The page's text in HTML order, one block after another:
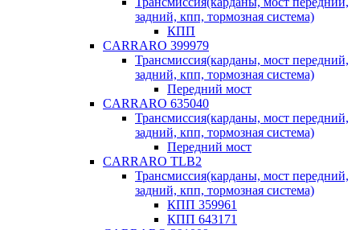
задний, кпп, тормозная система)
КПП
CARRARO 399979
Трансмиссия(карданы, мост передний,
задний, кпп, тормозная система)
Передний мост
CARRARO 635040
Трансмиссия(карданы, мост передний,
задний, кпп, тормозная система)
Передний мост
CARRARO TLB2
Трансмиссия(карданы, мост передний,
задний, кпп, тормозная система)
КПП 359961
КПП 643171